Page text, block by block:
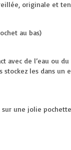
originale et
au bas)
avec de l’eau ou
stockez les dans
une jolie